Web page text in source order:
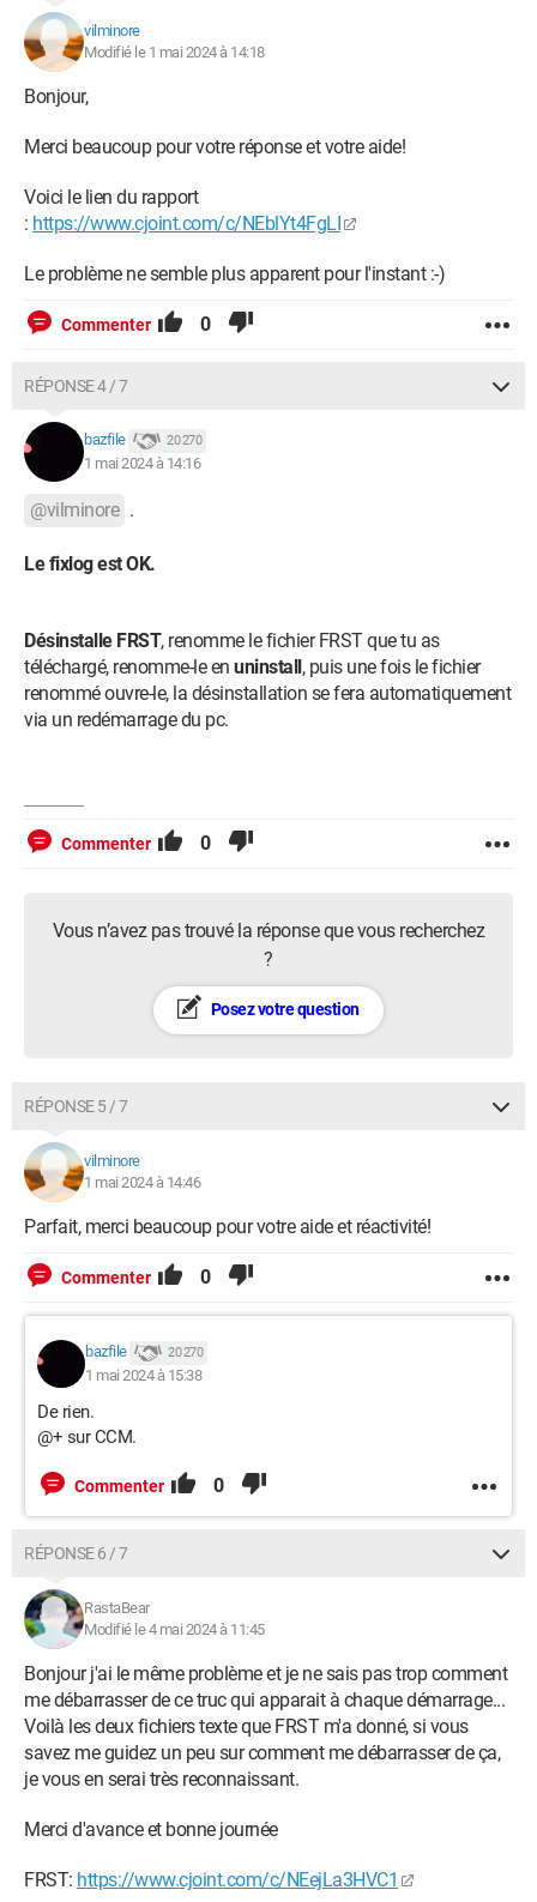
vilminore
Modifié le 1 mai 2024 à 14:18
Bonjour,
Merci beaucoup pour votre réponse et votre aide!
Voici le lien du rapport
: https://www.cjoint.com/c/NEblYt4FgLI
Le problème ne semble plus apparent pour l'instant :-)
Commenter 0
RÉPONSE 4 / 7
bazfile 20 270
1 mai 2024 à 14:16
@vilminore .
Le fixlog est OK.
Désinstalle FRST, renomme le fichier FRST que tu as
téléchargé, renomme-le en uninstall, puis une fois le fichier
renommé ouvre-le, la désinstallation se fera automatiquement
via un redémarrage du pc.
Commenter 0
Vous n’avez pas trouvé la réponse que vous recherchez
?
Posez votre question
RÉPONSE 5 / 7
vilminore
1 mai 2024 à 14:46
Parfait, merci beaucoup pour votre aide et réactivité!
Commenter 0
bazfile 20 270
1 mai 2024 à 15:38
De rien.
@+ sur CCM.
Commenter 0
RÉPONSE 6 / 7
RastaBear
Modifié le 4 mai 2024 à 11:45
Bonjour j'ai le même problème et je ne sais pas trop comment
me débarrasser de ce truc qui apparait à chaque démarrage...
Voilà les deux fichiers texte que FRST m'a donné, si vous
savez me guidez un peu sur comment me débarrasser de ça,
je vous en serai très reconnaissant.
Merci d'avance et bonne journée
FRST: https://www.cjoint.com/c/NEejLa3HVC1